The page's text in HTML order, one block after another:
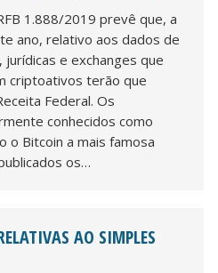
1.888/2019 prevê que, a
ano, relativo aos dados de
e exchanges que
criptoativos terão que
Federal. Os
conhecidos como
o Bitcoin a mais famosa
os…
AO SIMPLES